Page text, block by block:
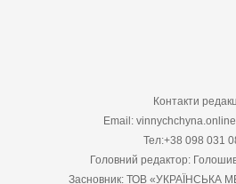
Контакти
Email:
Тел:+38 098 031
Головний редактор:
Засновник: ТОВ «УКРАЇНСЬКА